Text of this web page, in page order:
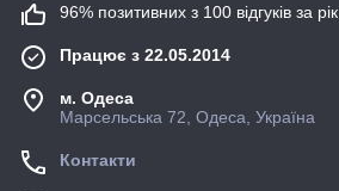
96% позитивних з 100 відгуків за рік
Працює з 22.05.2014
м. Одеса
Марсельська 72, Одеса, Україна
Контакти